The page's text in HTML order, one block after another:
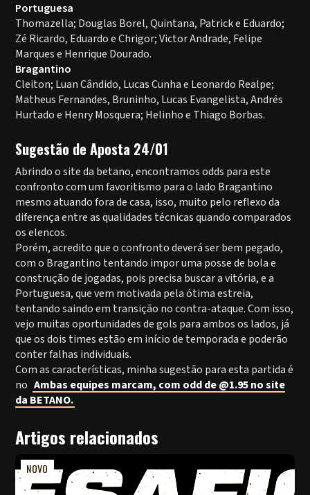
Portuguesa
Thomazella; Douglas Borel, Quintana, Patrick e Eduardo;
Zé Ricardo, Eduardo e Chrigor; Victor Andrade, Felipe
Marques e Henrique Dourado.
Bragantino
Cleiton; Luan Cândido, Lucas Cunha e Leonardo Realpe;
Matheus Fernandes, Bruninho, Lucas Evangelista, Andrés
Hurtado e Henry Mosquera; Helinho e Thiago Borbas.
Sugestão de Aposta 24/01
Abrindo o site da betano, encontramos odds para este
confronto com um favoritismo para o lado Bragantino
mesmo atuando fora de casa, isso, muito pelo reflexo da
diferença entre as qualidades técnicas quando comparados
os elencos.
Porém, acredito que o confronto deverá ser bem pegado,
com o Bragantino tentando impor uma posse de bola e
construção de jogadas, pois precisa buscar a vitória, e a
Portuguesa, que vem motivada pela ótima estreia,
tentando saindo em transição no contra-ataque. Com isso,
vejo muitas oportunidades de gols para ambos os lados, já
que os dois times estão em início de temporada e poderão
conter falhas individuais.
Com as características, minha sugestão para esta partida é
no Ambas equipes marcam, com odd de @1.95 no site
da BETANO.
Artigos relacionados
NOVO